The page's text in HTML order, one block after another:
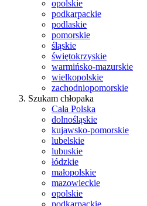
opolskie
podkarpackie
podlaskie
pomorskie
śląskie
świętokrzyskie
warmińsko-mazurskie
wielkopolskie
zachodniopomorskie
Szukam chłopaka
Cała Polska
dolnośląskie
kujawsko-pomorskie
lubelskie
lubuskie
łódzkie
małopolskie
mazowieckie
opolskie
podkarpackie